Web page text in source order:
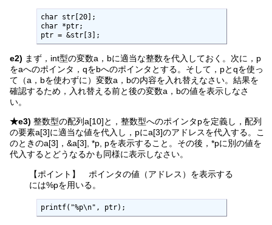
char str[20];
char *ptr;
ptr = &str[3];
e2) まず，int型の変数a，bに適当な整数を代入しておく。次に，p
をaへのポインタ，qをbへのポインタとする。そして，pとqを使っ
て（a，bを使わずに）変数a，bの内容を入れ替えなさい。結果を
確認するため，入れ替える前と後の変数a，bの値を表示しなさ
い。
★e3) 整数型の配列a[10]と，整数型へのポインタpを定義し，配列
の要素a[3]に適当な値を代入し，pにa[3]のアドレスを代入する。こ
のときのa[3]，&a[3], *p, pを表示すること。その後，*pに別の値を
代入するとどうなるかも同様に表示しなさい。
【ポイント】 ポインタの値（アドレス）を表示する
には%pを用いる。
printf("%p\n", ptr);